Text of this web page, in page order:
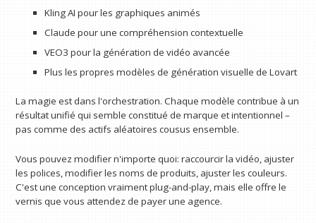
Kling AI pour les graphiques animés
Claude pour une compréhension contextuelle
VEO3 pour la génération de vidéo avancée
Plus les propres modèles de génération visuelle de Lovart
La magie est dans l'orchestration. Chaque modèle contribue à un
résultat unifié qui semble constitué de marque et intentionnel –
pas comme des actifs aléatoires cousus ensemble.
Vous pouvez modifier n'importe quoi: raccourcir la vidéo, ajuster
les polices, modifier les noms de produits, ajuster les couleurs.
C'est une conception vraiment plug-and-play, mais elle offre le
vernis que vous attendez de payer une agence.